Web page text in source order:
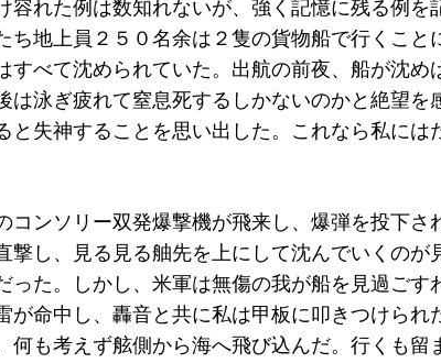
容れた例は数知れないが、強く記憶に残る例
ち地上員２５０名余は２隻の貨物船で行くこ
すべて沈められていた。出航の前夜、船が沈
は泳ぎ疲れて窒息死するしかないのかと絶望
と失神することを思い出した。これなら私に
コンソリー双発爆撃機が飛来し、爆弾を投下
撃し、見る見る舳先を上にして沈んでいくの
った。しかし、米軍は無傷の我が船を見過ご
が命中し、轟音と共に私は甲板に叩きつけら
何も考えず舷側から海へ飛び込んだ。行くも